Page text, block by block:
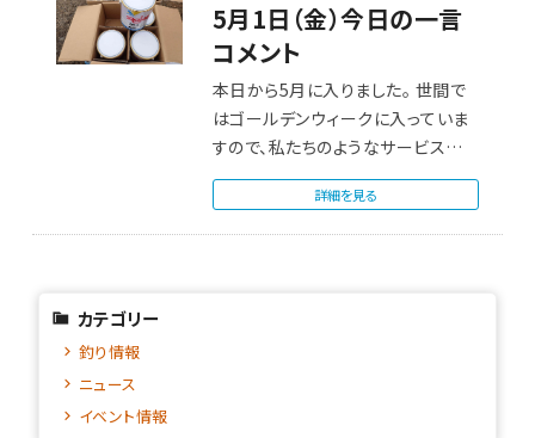
5月1日（金）今日の一言
コメント
本日から5月に入りました。 世間で
はゴールデンウィークに入っていま
すので、私たちのようなサービス業
以外の…
詳細を見る
カテゴリー
釣り情報
ニュース
イベント情報